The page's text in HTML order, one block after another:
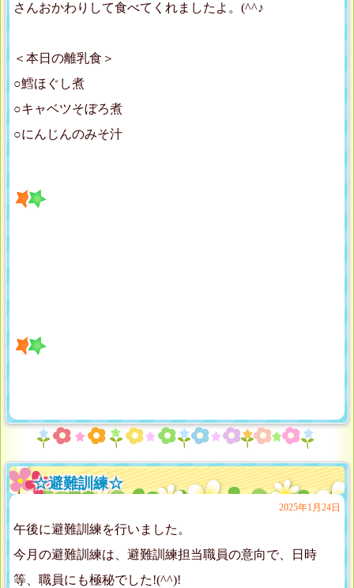
さんおかわりして食べてくれましたよ。(^^♪
＜本日の離乳食＞
○鱈ほぐし煮
○キャベツそぼろ煮
○にんじんのみそ汁
☆避難訓練☆
2025年1月24日
午後に避難訓練を行いました。
今月の避難訓練は、避難訓練担当職員の意向で、日時
等、職員にも極秘でした!(^^)!